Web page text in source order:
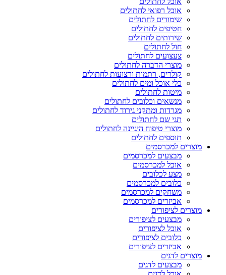
אוכל רפואי לחתולים
שימורים לחתולים
חטיפים לחתולים
שירותים לחתולים
חול לחתולים
צעצועים לחתולים
מוצרי הדברה לחתולים
קולרים, רתמות ורצועות לחתולים
כלי אוכל ומים לחתולים
מיטות לחתולים
מנשאים וכלובים לחתולים
מגרדות ומתקני גירוד לחתולים
תגי שם לחתולים
מוצרי טיפוח היגיינה לחתולים
תוספים לחתולים
מוצרים למכרסמים
מבצעים למכרסמים
אוכל למכרסמים
מצע לכלובים
כלובים למכרסמים
משחקים למכרסמים
אביזרים למכרסמים
מוצרים לציפורים
מבצעים לציפורים
אוכל לציפורים
כלובים לציפורים
אביזרים לציפורים
מוצרים לדגים
מבצעים לדגים